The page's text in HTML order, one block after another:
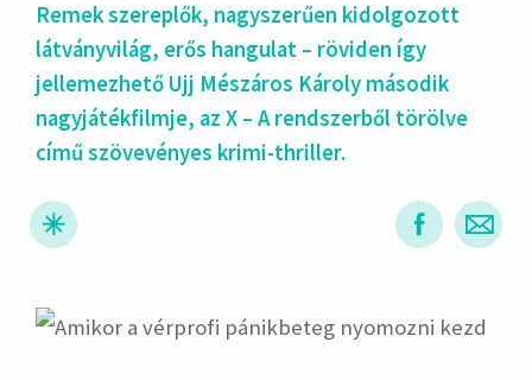
Remek szereplők, nagyszerűen kidolgozott
látványvilág, erős hangulat – röviden így
jellemezhető Ujj Mészáros Károly második
nagyjátékfilmje, az X – A rendszerből törölve
című szövevényes krimi-thriller.
hirdetés